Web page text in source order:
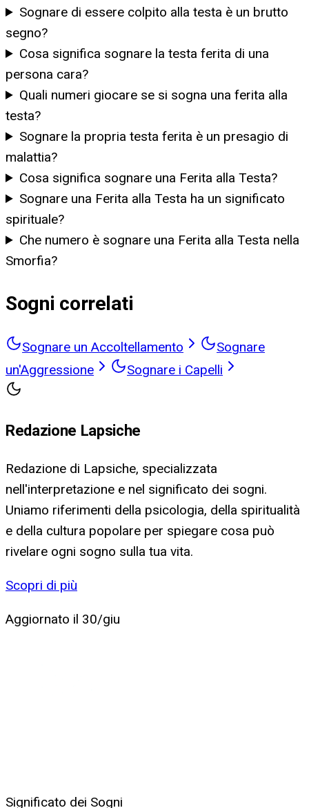
Sognare di essere colpito alla testa è un brutto
segno?
Cosa significa sognare la testa ferita di una
persona cara?
Quali numeri giocare se si sogna una ferita alla
testa?
Sognare la propria testa ferita è un presagio di
malattia?
Cosa significa sognare una Ferita alla Testa?
Sognare una Ferita alla Testa ha un significato
spirituale?
Che numero è sognare una Ferita alla Testa nella
Smorfia?
Sogni correlati
Sognare un Accoltellamento
Sognare
un'Aggressione
Sognare i Capelli
Redazione Lapsiche
Redazione di Lapsiche, specializzata
nell'interpretazione e nel significato dei sogni.
Uniamo riferimenti della psicologia, della spiritualità
e della cultura popolare per spiegare cosa può
rivelare ogni sogno sulla tua vita.
Scopri di più
Aggiornato il 30/giu
Significato dei Sogni